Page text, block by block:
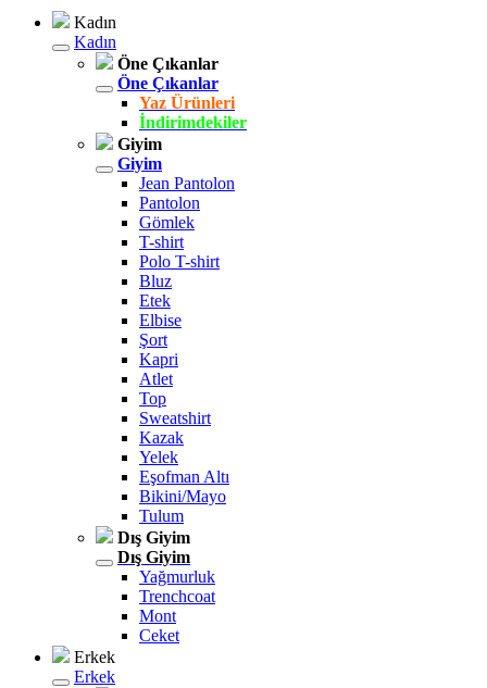
Kadın
Kadın
Öne Çıkanlar
Öne Çıkanlar
Yaz Ürünleri
İndirimdekiler
Giyim
Giyim
Jean Pantolon
Pantolon
Gömlek
T-shirt
Polo T-shirt
Bluz
Etek
Elbise
Şort
Kapri
Atlet
Top
Sweatshirt
Kazak
Yelek
Eşofman Altı
Bikini/Mayo
Tulum
Dış Giyim
Dış Giyim
Yağmurluk
Trenchcoat
Mont
Ceket
Erkek
Erkek